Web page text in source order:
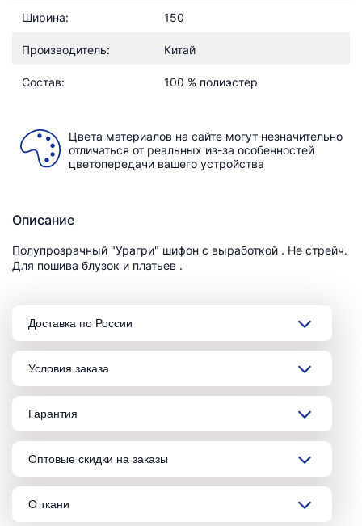
Ширина: 150
Производитель: Китай
Состав: 100 % полиэстер
Цвета материалов на сайте могут незначительно
отличаться от реальных из-за особенностей
цветопередачи вашего устройства
Описание
Полупрозрачный "Урагри" шифон с выработкой . Не стрейч.
Для пошива блузок и платьев .
Доставка по России
Условия заказа
Гарантия
Оптовые скидки на заказы
О ткани